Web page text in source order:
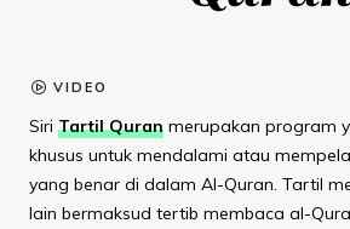
VIDEO
Siri Tartil Quran merupakan program
khusus untuk mendalami atau
yang benar di dalam Al-Quran. Tartil
lain bermaksud tertib membaca al-